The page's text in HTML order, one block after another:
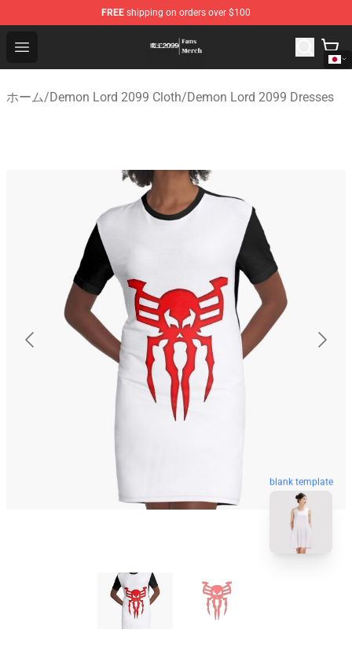
FREE shipping on orders over $100
Open menu
Demon Lord 2099 Store - Official Demon Lord 2099
ホーム/Demon Lord 2099 Cloth/Demon Lord 2099 Dresses
blank template